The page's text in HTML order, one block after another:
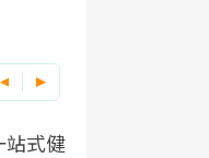
發，